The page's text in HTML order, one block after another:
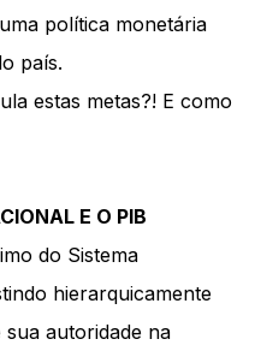
política monetária
país.
estas metas?! E como
E O PIB
do Sistema
hierarquicamente
sua autoridade na